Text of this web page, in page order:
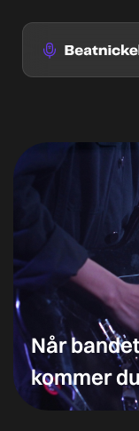
Når
kommer